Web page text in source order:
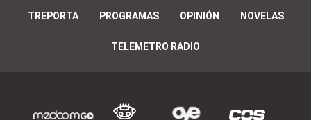
TREPORTA PROGRAMAS OPINIÓN NOVELAS
TELEMETRO RADIO